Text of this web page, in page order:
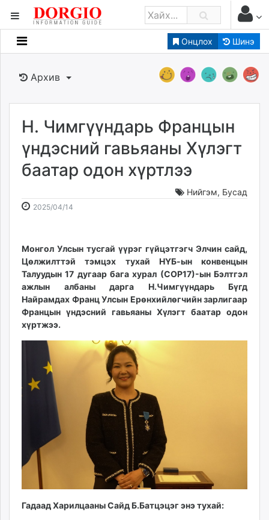
Онцлох Шинэ
Мэдээллийн
Банк санхүү
Бизнес ААН
Төрийн
dorgio.mn
caak.mn
Baabar.mn
tovch.mn
ikon.mn
mnb.mn
Livetv.mn
Eguur.mn
24tsag.mn
shuud.mn
eagle.mn
ergelt.mn
zarig.mn
mminfo.mn
ugluu.mn
urlag.mn
unen.mn
asu.mn
Архив
Н. Чимгүүндарь Францын
үндэсний гавьяаны Хүлэгт
баатар одон хүртлээ
Нийгэм, Бусад
2025/04/14
09:54:20
03:34:32
Монгол Улсын тусгай үүрэг гүйцэтгэгч Элчин сайд,
Цөлжилттэй тэмцэх тухай НҮБ-ын конвенцын
Талуудын 17 дугаар бага хурал (COP17)-ын Бэлтгэл
ажлын албаны дарга Н.Чимгүүндарь Бүгд
Найрамдах Франц Улсын Ерөнхийлөгчийн зарлигаар
Францын үндэсний гавьяаны Хүлэгт баатар одон
хүртжээ.
Гадаад Харилцааны Сайд Б.Батцэцэг энэ тухай: